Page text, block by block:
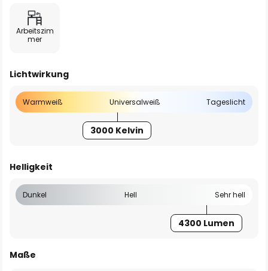
Arbeitszim
mer
Lichtwirkung
Warmweiß Universalweiß Tageslicht
3000 Kelvin
Helligkeit
Dunkel Hell Sehr hell
4300 Lumen
Maße